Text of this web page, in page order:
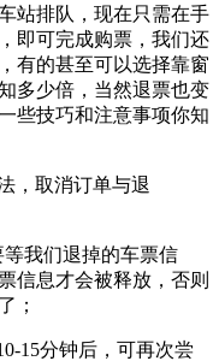
站排队，现在只需在手
即可完成购票，我们还
有的甚至可以选择靠窗
多少倍，当然退票也变
些技巧和注意事项你知
我们退掉的车票信
信息才会被释放，否则
；
15分钟后，可再次尝